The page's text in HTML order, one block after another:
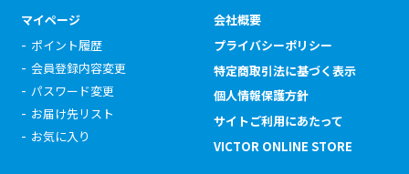
マイページ
ポイント履歴
会員登録内容変更
パスワード変更
お届け先リスト
お気に入り
会社概要
プライバシーポリシー
特定商取引法に基づく表示
個人情報保護方針
サイトご利用にあたって
VICTOR ONLINE STORE